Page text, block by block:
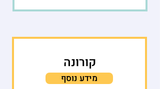
קורונה
מידע נוסף